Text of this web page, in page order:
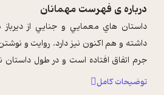
درباره ی فهرست مهمانان
داستان هاي معمايي و جنايي از
داشته و هم اکنون نيز دارد. روايت و
جرم اتفاق افتاده است و در طول
همه مهم تر خواننده ي ...
توضیحات کامل